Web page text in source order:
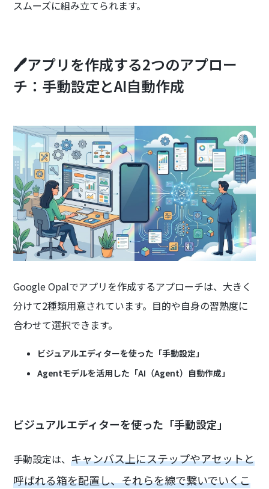
スムーズに組み立てられます。
🖊️アプリを作成する2つのアプロー
チ：手動設定とAI自動作成
Google Opalでアプリを作成するアプローチは、大きく
分けて2種類用意されています。目的や自身の習熟度に
合わせて選択できます。
ビジュアルエディターを使った「手動設定」
Agentモデルを活用した「AI（Agent）自動作成」
ビジュアルエディターを使った「手動設定」
手動設定は、キャンバス上にステップやアセットと
呼ばれる箱を配置し、それらを線で繋いでいくこ